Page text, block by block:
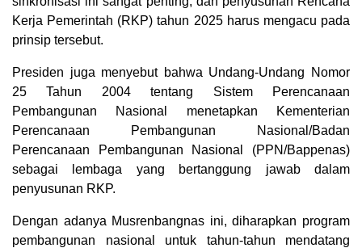
Kerja Pemerintah (RKP) tahun 2025 harus mengacu pada
prinsip tersebut.
Presiden juga menyebut bahwa Undang-Undang Nomor
25 Tahun 2004 tentang Sistem Perencanaan
Pembangunan Nasional menetapkan Kementerian
Perencanaan Pembangunan Nasional/Badan
Perencanaan Pembangunan Nasional (PPN/Bappenas)
sebagai lembaga yang bertanggung jawab dalam
penyusunan RKP.
Dengan adanya Musrenbangnas ini, diharapkan program
pembangunan nasional untuk tahun-tahun mendatang